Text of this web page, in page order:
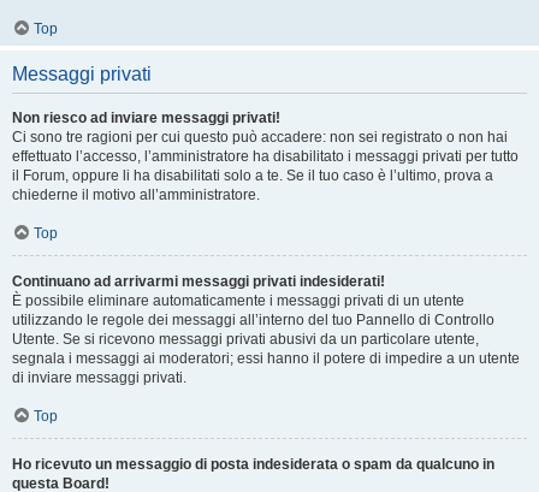
Top
Messaggi privati
Non riesco ad inviare messaggi privati!
Ci sono tre ragioni per cui questo può accadere: non sei registrato o non hai
effettuato l’accesso, l’amministratore ha disabilitato i messaggi privati per tutto
il Forum, oppure li ha disabilitati solo a te. Se il tuo caso è l’ultimo, prova a
chiederne il motivo all’amministratore.
Top
Continuano ad arrivarmi messaggi privati indesiderati!
È possibile eliminare automaticamente i messaggi privati ​​di un utente
utilizzando le regole dei messaggi all’interno del tuo Pannello di Controllo
Utente. Se si ricevono messaggi privati ​​abusivi da un particolare utente,
segnala i messaggi ai moderatori; essi hanno il potere di impedire a un utente
di inviare messaggi privati​​.
Top
Ho ricevuto un messaggio di posta indesiderata o spam da qualcuno in
questa Board!